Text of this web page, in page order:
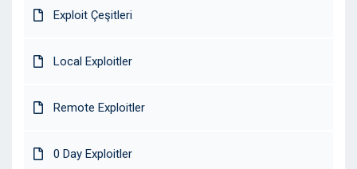
Exploit Çeşitleri
Local Exploitler
Remote Exploitler
0 Day Exploitler